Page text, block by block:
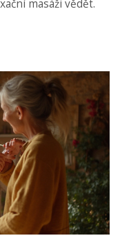
masáži vědět.